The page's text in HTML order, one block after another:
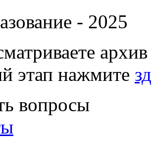
- 2025
этап нажмите
вопросы